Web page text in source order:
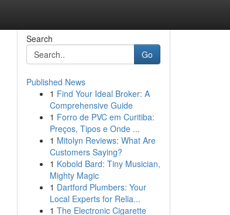
Search
Go
Published News
1 Find Your Ideal Broker: A
Comprehensive Guide
1 Forro de PVC em Curitiba:
Preços, Tipos e Onde ...
1 Mitolyn Reviews: What Are
Customers Saying?
1 Kobold Bard: Tiny Musician,
Mighty Magic
1 Dartford Plumbers: Your
Local Experts for Relia...
1 The Electronic Cigarette